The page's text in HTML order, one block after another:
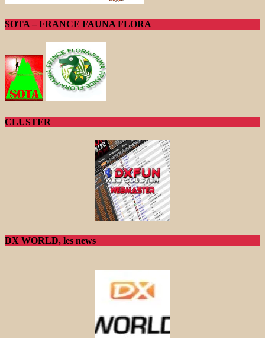
SOTA – FRANCE FAUNA FLORA
CLUSTER
DX WORLD, les news